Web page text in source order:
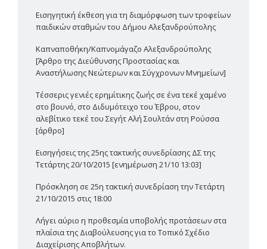
Εισηγητική έκθεση για τη διαμόρφωση των τροφείων
παιδικών σταθμών του Δήμου Αλεξανδρούπολης
Καπναποθήκη/Καπνομάγαζο Αλεξανδρούπολης
[Άρθρο της Διεύθυνσης Προστασίας και
Αναστήλωσης Νεώτερων και Σύγχρονων Μνημείων]
Τέσσερις γενιές ερημίτικης ζωής σε ένα τεκέ χαμένο
στο βουνό, στο Διδυμότειχο του Έβρου, στον
αλεβίτικο τεκέ του Σεγήτ Αλή Σουλτάν στη Ρούσσα
[άρθρο]
Εισηγήσεις της 25ης τακτικής συνεδρίασης ΔΣ της
Τετάρτης 20/10/2015 [ενημέρωση 21/10 13:03]
Πρόσκληση σε 25η τακτική συνεδρίαση την Τετάρτη
21/10/2015 στις 18:00
Λήγει αύριο η προθεσμία υποβολής προτάσεων στα
πλαίσια της Διαβούλευσης για το Τοπικό Σχέδιο
Διαχείρισης Αποβλήτων.